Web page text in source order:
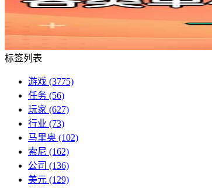
标签列表
游戏 (3775)
任务 (56)
玩家 (627)
行业 (73)
马里奥 (102)
索尼 (162)
公司 (136)
美元 (129)